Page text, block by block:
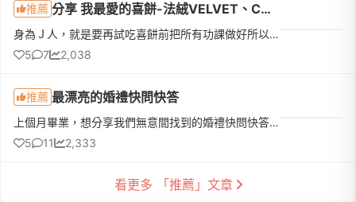
推薦 分享 我最愛的喜餅-法絨VELVET、CANDY WEDDING、CHOCHOCO
身為Ｊ人，就是要再試吃喜餅前把所有功課做好所以，我直接鎖定我最喜歡的Top 3 - 法絨VELVET、CANDY WEDDING、CHOCHOCO這三家都是甜美又自帶仙氣的風格完完全全是我的菜💗首先，我公布我口袋名單最愛的第一家 | 法絨V...
5
7 2,038
推薦 最漂亮的婚禮快問快答
上個月畢業，想分享我們無意間找到的婚禮快問快答遊戲～我們想辦快問快答遊戲是因為有一些親友的小朋友們也會來參加婚禮，想不要讓他們那麼無聊XD，但新郎和我都覺得Kahoot有太多的尾牙fu所以一直在找其他廠商。結果...
5
11 2,333
看更多 「推薦」文章